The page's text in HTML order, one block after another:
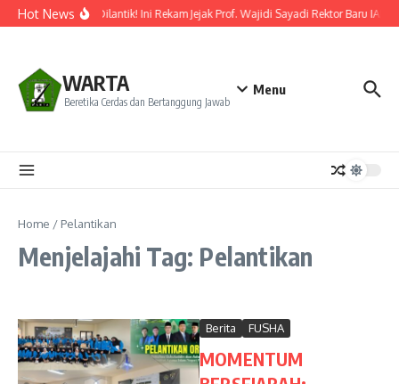
Lewati ke konten
Hot NewsResmi Dilantik! Ini Rekam Jejak Prof. Wajidi Sayadi Rektor Baru IAIN
WARTA
Beretika Cerdas dan Bertanggung Jawab
Menu
Home / Pelantikan
Menjelajahi Tag: Pelantikan
Berita FUSHA
MOMENTUM